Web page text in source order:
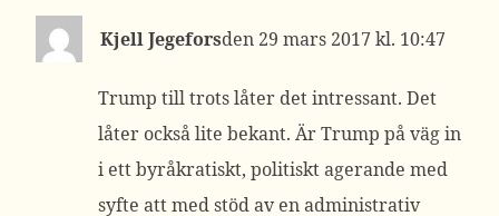
Kjell Jegefors 29 mars 2017 kl. 10:47
Trump till trots låter det intressant. Det
låter också lite bekant. Är Trump på väg in
i ett byråkratiskt, politiskt agerande med
syfte att med stöd av en administrativ